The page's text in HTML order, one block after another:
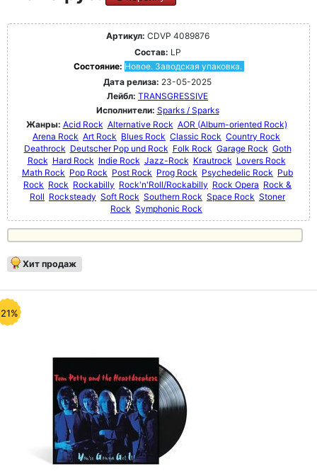
Артикул: CDVP 4089876
Состав: LP
Состояние: Новое. Заводская упаковка.
Дата релиза: 23-05-2025
Лейбл: TRANSGRESSIVE
Исполнители: Sparks / Sparks
Жанры: Acid Rock Alternative Rock AOR (Album-oriented Rock)
Arena Rock Art Rock Blues Rock Classic Rock Country Rock
Deathrock Deutscher Pop und Rock Folk Rock Garage Rock Goth
Rock Hard Rock Indie Rock Jazz-Rock Krautrock Lovers Rock
Math Rock Pop Rock Post Rock Prog Rock Psychedelic Rock Pub
Rock Rock Rockabilly Rock'n'Roll/Rockabilly Rock Opera Rock &
Roll Rocksteady Soft Rock Southern Rock Space Rock Stoner
Rock Symphonic Rock
Хит продаж